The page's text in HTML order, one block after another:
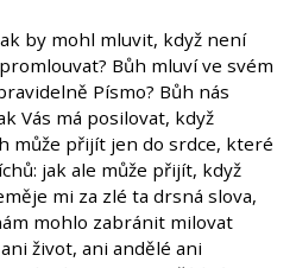
by mohl mluvit, když není
Bůh mluví ve svém
Písmo? Bůh nás
Vás má posilovat, když
může přijít jen do srdce, které
jak ale může přijít, když
mi za zlé ta drsná slova,
mohlo zabránit milovat
život, ani andělé ani